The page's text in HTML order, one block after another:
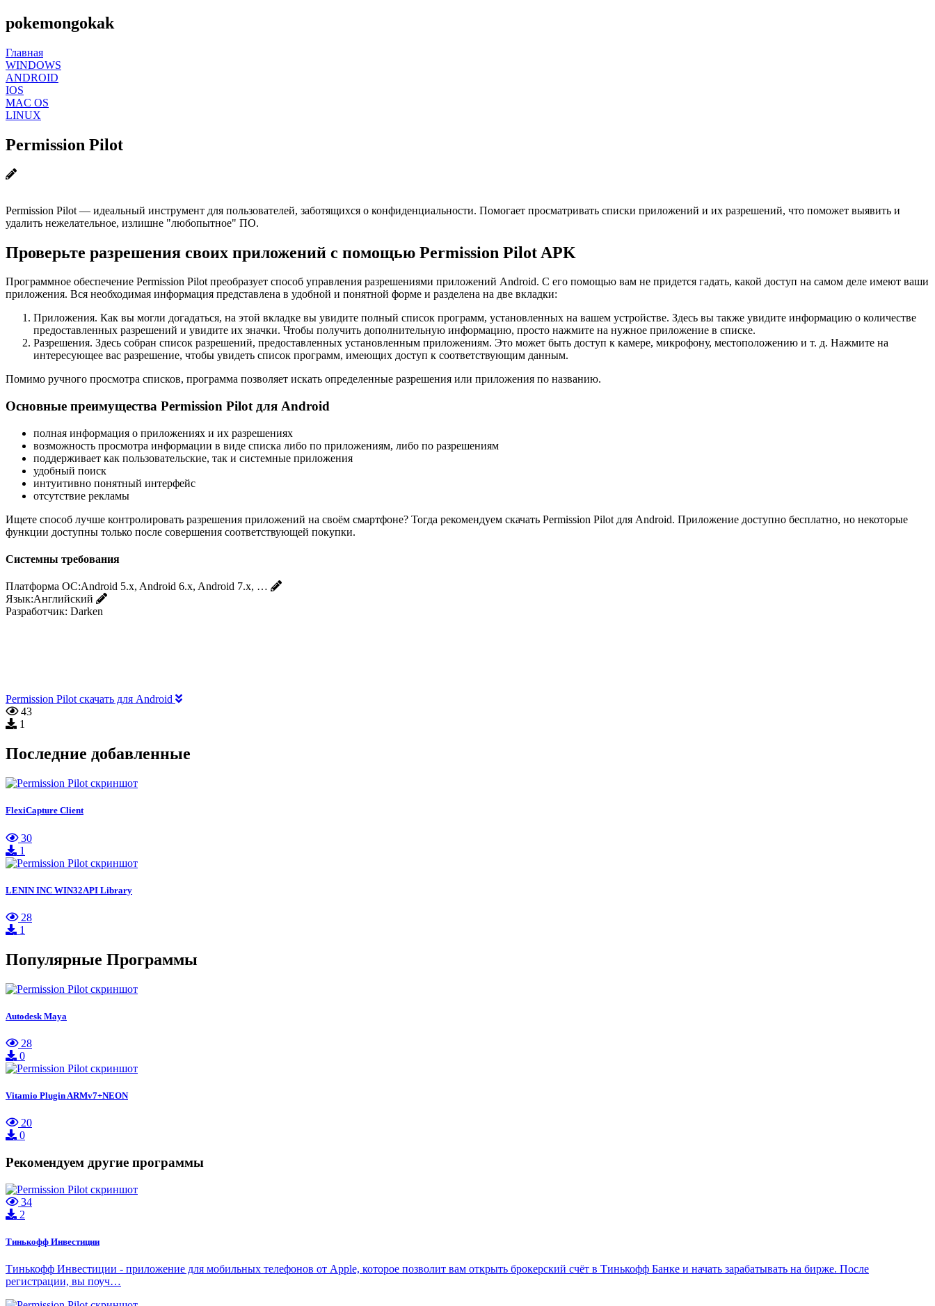
pokemongokak
Главная
WINDOWS
ANDROID
IOS
MAC OS
LINUX
Permission Pilot
Permission Pilot — идеальный инструмент для пользователей, заботящихся о конфиденциальности. Помогает просматривать списки приложений и их разрешений, что поможет выявить и
удалить нежелательное, излишне "любопытное" ПО.
Проверьте разрешения своих приложений с помощью Permission Pilot APK
Программное обеспечение Permission Pilot преобразует способ управления разрешениями приложений Android. С его помощью вам не придется гадать, какой доступ на самом деле имеют ваши
приложения. Вся необходимая информация представлена ​​в удобной и понятной форме и разделена на две вкладки:
Приложения. Как вы могли догадаться, на этой вкладке вы увидите полный список программ, установленных на вашем устройстве. Здесь вы также увидите информацию о количестве
предоставленных разрешений и увидите их значки. Чтобы получить дополнительную информацию, просто нажмите на нужное приложение в списке.
Разрешения. Здесь собран список разрешений, предоставленных установленным приложениям. Это может быть доступ к камере, микрофону, местоположению и т. д. Нажмите на
интересующее вас разрешение, чтобы увидеть список программ, имеющих доступ к соответствующим данным.
Помимо ручного просмотра списков, программа позволяет искать определенные разрешения или приложения по названию.
Основные преимущества Permission Pilot для Android
полная информация о приложениях и их разрешениях
возможность просмотра информации в виде списка либо по приложениям, либо по разрешениям
поддерживает как пользовательские, так и системные приложения
удобный поиск
интуитивно понятный интерфейс
отсутствие рекламы
Ищете способ лучше контролировать разрешения приложений на своём смартфоне? Тогда рекомендуем скачать Permission Pilot для Android. Приложение доступно бесплатно, но некоторые
функции доступны только после совершения соответствующей покупки.
Системны требования
Платформа ОС:Android 5.x, Android 6.x, Android 7.x, …
Язык:Английский
Разработчик: Darken
Permission Pilot скачать для Android
43
1
Последние добавленные
FlexiCapture Client
30
1
LENIN INC WIN32API Library
28
1
Популярные Программы
Autodesk Maya
28
0
Vitamio Plugin ARMv7+NEON
20
0
Рекомендуем другие программы
34
2
Тинькофф Инвестиции
Тинькофф Инвестиции - приложение для мобильных телефонов от Apple, которое позволит вам открыть брокерский счёт в Тинькофф Банке и начать зарабатывать на бирже. После
регистрации, вы поуч…